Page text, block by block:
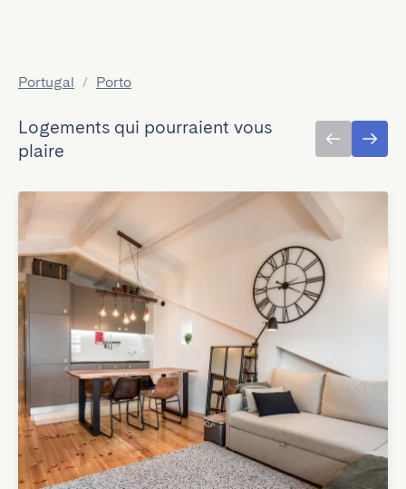
Portugal / Porto
Logements qui pourraient vous
plaire